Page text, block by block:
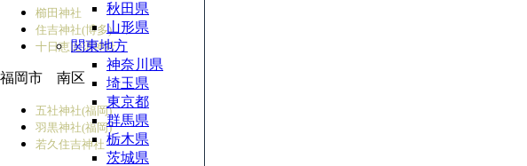
櫛田神社
住吉神社(博多)
十日恵比須神社
福岡市 南区
五社神社(福岡)
羽黒神社(福岡)
若久住吉神社
秋田県
山形県
関東地方
神奈川県
埼玉県
東京都
群馬県
栃木県
茨城県